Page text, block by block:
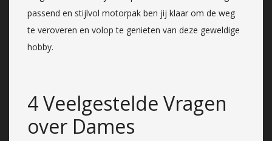
passend en stijlvol motorpak ben jij klaar om de weg
te veroveren en volop te genieten van deze geweldige
hobby.
4 Veelgestelde Vragen
over Dames